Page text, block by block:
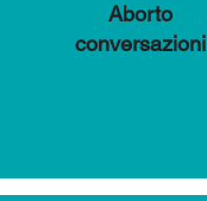
Aborto
conversazioni